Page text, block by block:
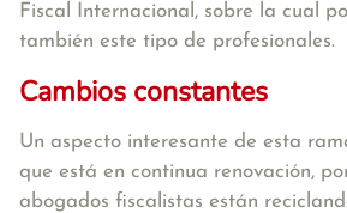
Fiscal Internacional, sobre la cual
también este tipo de profesionales.
Cambios constantes
Un aspecto interesante de esta
que está en continua renovación,
abogados fiscalistas están